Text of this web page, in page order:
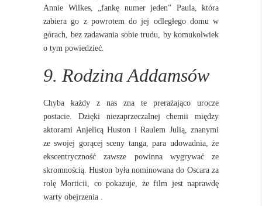
Annie Wilkes, „fankę numer jeden” Paula, która
zabiera go z powrotem do jej odległego domu w
górach, bez zadawania sobie trudu, by komukolwiek
o tym powiedzieć.
9. Rodzina Addamsów
Chyba każdy z nas zna te prerażająco urocze
postacie. Dzięki niezaprzeczalnej chemii między
aktorami Anjelicą Huston i Raulem Julią, znanymi
ze swojej gorącej sceny tanga, para udowadnia, że
ekscentryczność zawsze powinna wygrywać ze
skromnością. Huston była nominowana do Oscara za
rolę Morticii, co pokazuje, że film jest naprawdę
warty obejrzenia .